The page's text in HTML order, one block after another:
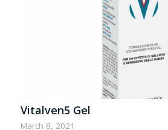
Vitalven5 Gel
March 8, 2021